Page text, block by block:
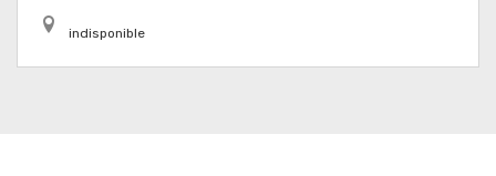
indisponible